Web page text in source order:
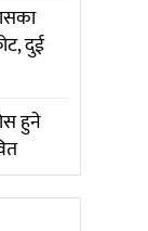
दुई
हुने